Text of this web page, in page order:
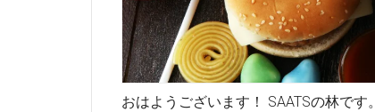
おはようございます！ SAATSの林です。